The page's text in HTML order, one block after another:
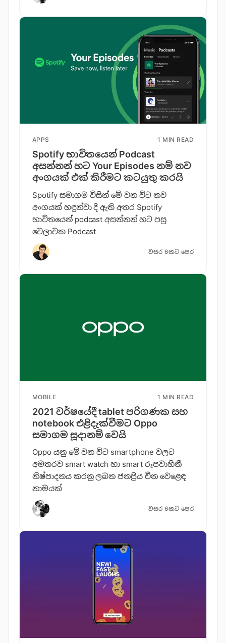
APPS 1 MIN READ
Spotify භාවිතයෙන් Podcast
අසන්නන් හට Your Episodes නම් නව
අංගයක් එක් කිරීමට කටයුතු කරයි
Spotify සමාගම විසින් මේ වන විට නව
අංගයක් හඳුන්වා දී ඇති අතර Spotify
භාවිතයෙන් podcast අසන්නන් හට පසු
වෙලාවක Podcast
වසර 6කට පෙර
MOBILE 1 MIN READ
2021 වර්ෂයේදී tablet පරිගණක සහ
notebook එළිදැක්වීමට Oppo
සමාගම සූදානම් වෙයි
Oppo යනු මේ වන විට smartphone වලට
අමතරව smart watch හා smart රූපවාහිනී
නිෂ්පාදනය කරනු ලබන ජනප්‍රිය චීන වෙළෙඳ
නාමයක්
වසර 6කට පෙර